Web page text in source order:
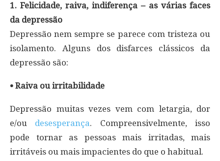
1. Felicidade, raiva, indiferença – as várias faces
da depressão
Depressão nem sempre se parece com tristeza ou
isolamento. Alguns dos disfarces clássicos da
depressão são:
• Raiva ou irritabilidade
Depressão muitas vezes vem com letargia, dor
e/ou desesperança. Compreensivelmente, isso
pode tornar as pessoas mais irritadas, mais
irritáveis ou mais impacientes do que o habitual.